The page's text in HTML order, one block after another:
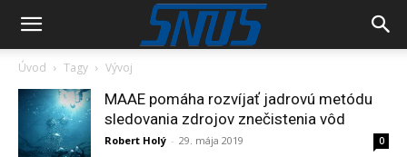
Úvod Tagy Vývoj
MAAE pomáha rozvíjať jadrovú metódu
sledovania zdrojov znečistenia vôd
Robert Holý - 29. mája 2019 0